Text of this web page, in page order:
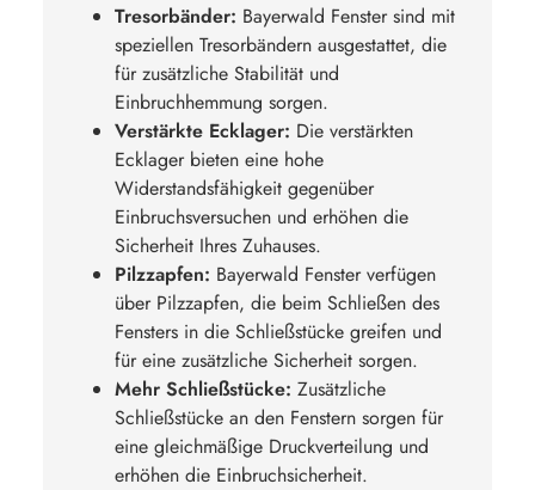
Tresorbänder: Bayerwald Fenster sind mit
speziellen Tresorbändern ausgestattet, die
für zusätzliche Stabilität und
Einbruchhemmung sorgen.
Verstärkte Ecklager: Die verstärkten
Ecklager bieten eine hohe
Widerstandsfähigkeit gegenüber
Einbruchsversuchen und erhöhen die
Sicherheit Ihres Zuhauses.
Pilzzapfen: Bayerwald Fenster verfügen
über Pilzzapfen, die beim Schließen des
Fensters in die Schließstücke greifen und
für eine zusätzliche Sicherheit sorgen.
Mehr Schließstücke: Zusätzliche
Schließstücke an den Fenstern sorgen für
eine gleichmäßige Druckverteilung und
erhöhen die Einbruchsicherheit.